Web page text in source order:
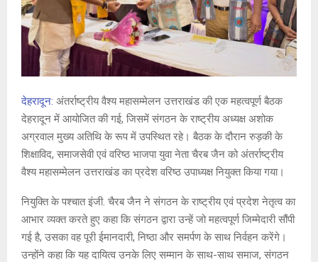
देहरादून: अंतर्राष्ट्रीय वैश्य महासम्मेलन उत्तराखंड की एक महत्वपूर्ण बैठक
देहरादून में आयोजित की गई, जिसमें संगठन के राष्ट्रीय अध्यक्ष अशोक
अग्रवाल मुख्य अतिथि के रूप में उपस्थित रहे। बैठक के दौरान रुड़की के
शिक्षाविद, समाजसेवी एवं वरिष्ठ भाजपा युवा नेता चैरब जैन को अंतर्राष्ट्रीय
वैश्य महासम्मेलन उत्तराखंड का प्रदेश वरिष्ठ उपाध्यक्ष नियुक्त किया गया।
नियुक्ति के पश्चात इंजी. चैरब जैन ने संगठन के राष्ट्रीय एवं प्रदेश नेतृत्व का
आभार व्यक्त करते हुए कहा कि संगठन द्वारा उन्हें जो महत्वपूर्ण जिम्मेदारी सौंपी
गई है, उसका वह पूरी ईमानदारी, निष्ठा और समर्पण के साथ निर्वहन करेंगे।
उन्होंने कहा कि यह दायित्व उनके लिए सम्मान के साथ-साथ समाज, संगठन